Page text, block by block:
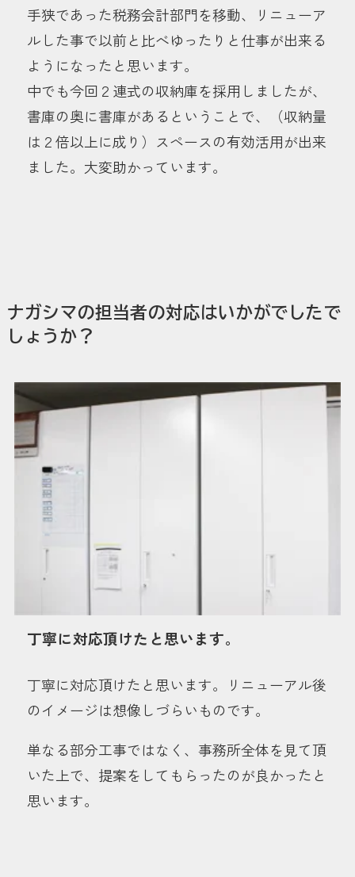
手狭であった税務会計部門を移動、リニューア
ルした事で以前と比べゆったりと仕事が出来る
ようになったと思います。
中でも今回２連式の収納庫を採用しましたが、
書庫の奥に書庫があるということで、（収納量
は２倍以上に成り）スペースの有効活用が出来
ました。大変助かっています。
ナガシマの担当者の対応はいかがでしたで
しょうか？
丁寧に対応頂けたと思います。
丁寧に対応頂けたと思います。リニューアル後
のイメージは想像しづらいものです。
単なる部分工事ではなく、事務所全体を見て頂
いた上で、提案をしてもらったのが良かったと
思います。